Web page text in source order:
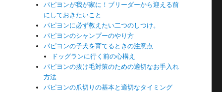
パピヨンが我が家に！ブリーダーから迎える前
にしておきたいこと
パピヨンに必ず教えたい二つのしつけ。
パピヨンのシャンプーのやり方
パピヨンの子犬を育てるときの注意点
ドッグランに行く前の心構え
パピヨンの抜け毛対策のための適切なお手入れ
方法
パピヨンの爪切りの基本と適切なタイミング